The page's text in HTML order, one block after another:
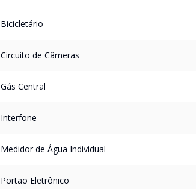
Bicicletário
Circuito de Câmeras
Gás Central
Interfone
Medidor de Água Individual
Portão Eletrônico